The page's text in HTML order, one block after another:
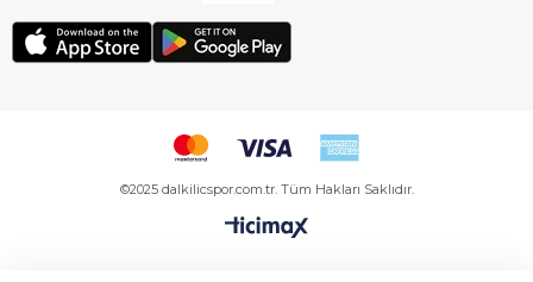
©2025 dalkilicspor.com.tr. Tüm Hakları Saklıdır.